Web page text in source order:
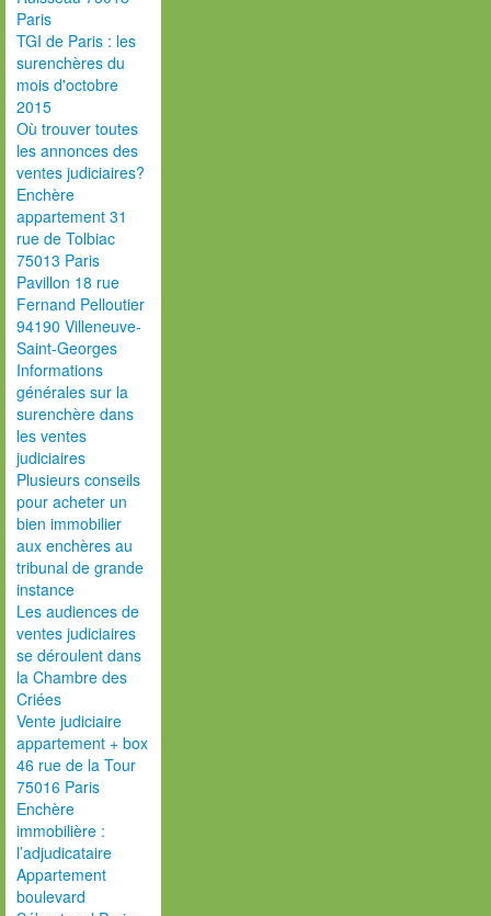
Paris
TGI de Paris : les
surenchères du
mois d'octobre
2015
Où trouver toutes
les annonces des
ventes judiciaires?
Enchère
appartement 31
rue de Tolbiac
75013 Paris
Pavillon 18 rue
Fernand Pelloutier
94190 Villeneuve-
Saint-Georges
Informations
générales sur la
surenchère dans
les ventes
judiciaires
Plusieurs conseils
pour acheter un
bien immobilier
aux enchères au
tribunal de grande
instance
Les audiences de
ventes judiciaires
se déroulent dans
la Chambre des
Criées
Vente judiciaire
appartement + box
46 rue de la Tour
75016 Paris
Enchère
immobilière :
l’adjudicataire
Appartement
boulevard